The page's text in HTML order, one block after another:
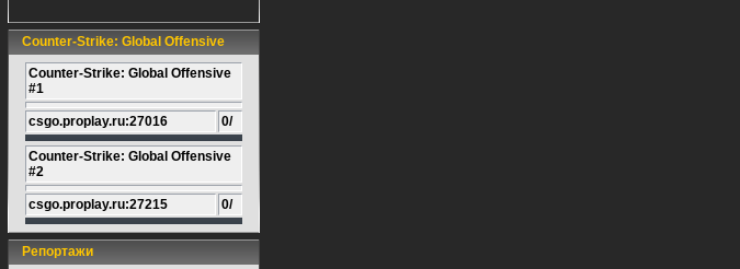
Counter-Strike: Global Offensive
Counter-Strike: Global Offensive
#1
csgo.proplay.ru:27016 0/
Counter-Strike: Global Offensive
#2
csgo.proplay.ru:27215 0/
Репортажи